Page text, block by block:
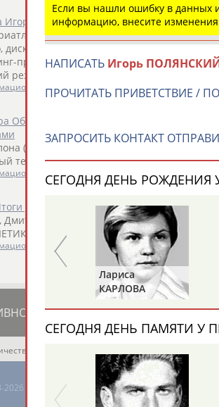
Игоря Полянского дисквалифицировали на
Игорь Полянский,
дисквалифицирован на три года за исп...
пробы, взятый у ИгоряПолянского, дал
результат на...
агентство СТАДИОН )
Обороны России отреагировала на
(World Triathlon) сообщил, что
тест на допинг. Отмечалось,...
агентство СТАДИОН
дня. 31 июля, суббота: результаты
Дмитрий
Полянский, Анастасия Горбунова,
мужчины, 81 кг ...
агентство СТАДИОН)
ЦЕЛИ ПРОЕКТА
и совместной деятельности
2026
Если вы нашли ошибку в данных
информацию, внесите изменения
НАПИСАТЬ Игорь
ПРОЧИТАТЬ ПРИВЕТСТВИЕ /
ЗАПРОСИТЬ КОНТАКТ
СЕГОДНЯ ДЕНЬ РОЖДЕНИЯ
Лариса
КАРЛОВА
СЕГОДНЯ ДЕНЬ ПАМЯТИ У